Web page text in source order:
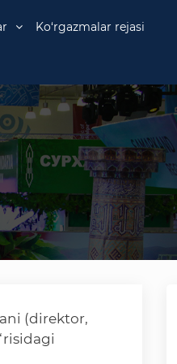
Ko‘rgazmalar rejasi
(direktor,